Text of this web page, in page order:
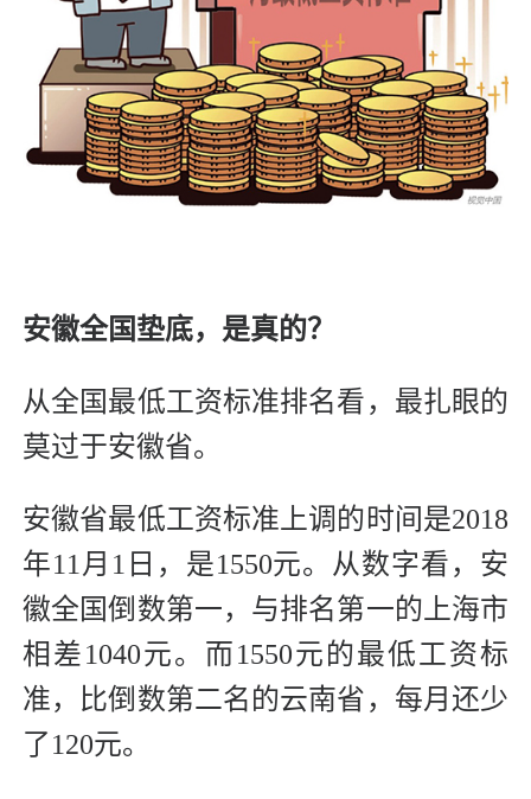
安徽全国垫底，是真的？
从全国最低工资标准排名看，最扎眼的
莫过于安徽省。
安徽省最低工资标准上调的时间是2018
年11月1日，是1550元。从数字看，安
徽全国倒数第一，与排名第一的上海市
相差1040元。而1550元的最低工资标
准，比倒数第二名的云南省，每月还少
了120元。